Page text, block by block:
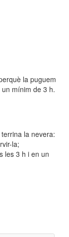
la puguem
mínim de 3 h.
la nevera:
la;
les 3 h i en un